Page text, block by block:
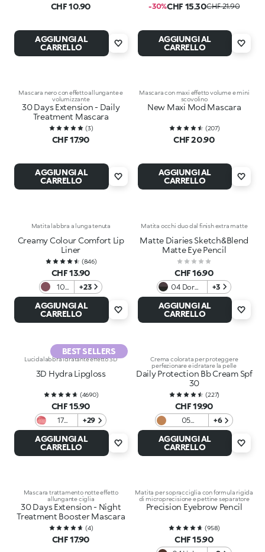
CHF 10.90
AGGIUNGI AL
CARRELLO
-30%CHF 15.30CHF 21.90
AGGIUNGI AL
CARRELLO
Mascara nero con effetto allungante e
volumizzante
30 Days Extension - Daily
Treatment Mascara
(3)
CHF 17.90
AGGIUNGI AL
CARRELLO
Mascara con maxi effetto volume e mini
scovolino
New Maxi Mod Mascara
(207)
CHF 20.90
AGGIUNGI AL
CARRELLO
Matita labbra a lunga tenuta
Creamy Colour Comfort Lip
Liner
(846)
CHF 13.90
10
Rose
Tea
+23
AGGIUNGI AL
CARRELLO
Matita occhi duo dal finish extra matte
Matte Diaries Sketch&Blend
Matte Eye Pencil
CHF 16.90
04 Dorm
Room
Midnight
+3
AGGIUNGI AL
CARRELLO
BEST SELLERS
Lucidalabbra idratante effetto 3D
3D Hydra Lipgloss
(4690)
CHF 15.90
17
Malva
Perlato
+29
AGGIUNGI AL
CARRELLO
Crema colorata per proteggere
perfezionare e idratare la pelle
Daily Protection Bb Cream Spf
30
(227)
CHF 19.90
05
Caramello
+6
AGGIUNGI AL
CARRELLO
Mascara trattamento notte effetto
allungante ciglia
30 Days Extension - Night
Treatment Booster Mascara
(4)
CHF 17.90
Matita per sopracciglia con formula rigida
di microprecisione e pettine separatore
Precision Eyebrow Pencil
(958)
CHF 15.90